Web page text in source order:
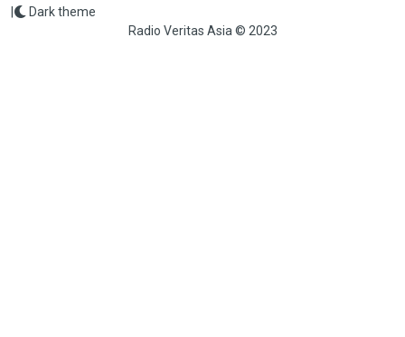
Radio Veritas Asia © 2023
Dark theme